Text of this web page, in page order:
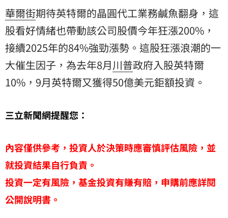
華爾街期待英特爾的晶圓代工業務鹹魚翻身，這
股看好情緒也帶動該公司股價今年狂漲200%，
接續2025年的84%強勁漲勢。這股狂漲浪潮的一
大催生因子，為去年8月川普政府入股英特爾
10%，9月英特爾又獲得50億美元鉅額投資。
三立新聞網提醒您：
內容僅供參考，投資人於決策時應審慎評估風險，並
就投資結果自行負責。
投資一定有風險，基金投資有賺有賠，申購前應詳閱
公開說明書。